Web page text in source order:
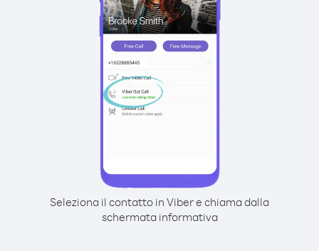
Seleziona il contatto in Viber e chiama dalla
schermata informativa